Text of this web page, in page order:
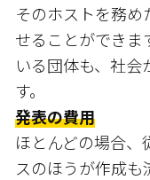
そのホストを務
せることができま
いる団体も、社
す。
発表の費用
ほとんどの場合、
スのほうが作成も